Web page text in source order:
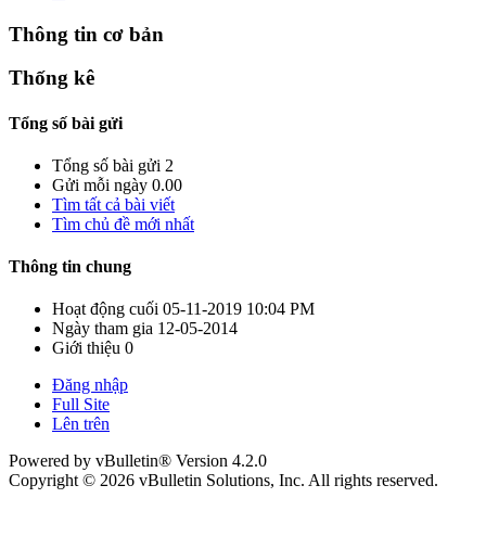
Thông tin cơ bản
Thống kê
Tổng số bài gửi
Tổng số bài gửi 2
Gửi mỗi ngày 0.00
Tìm tất cả bài viết
Tìm chủ đề mới nhất
Thông tin chung
Hoạt động cuối 05-11-2019 10:04 PM
Ngày tham gia 12-05-2014
Giới thiệu 0
Đăng nhập
Full Site
Lên trên
Powered by vBulletin® Version 4.2.0
Copyright © 2026 vBulletin Solutions, Inc. All rights reserved.